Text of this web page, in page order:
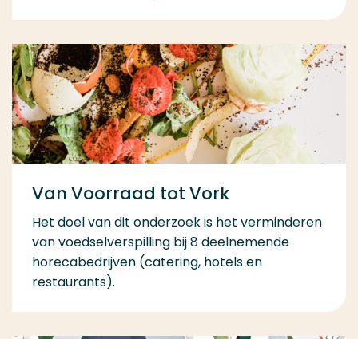
Van Voorraad tot Vork
Het doel van dit onderzoek is het verminderen
van voedselverspilling bij 8 deelnemende
horecabedrijven (catering, hotels en
restaurants).